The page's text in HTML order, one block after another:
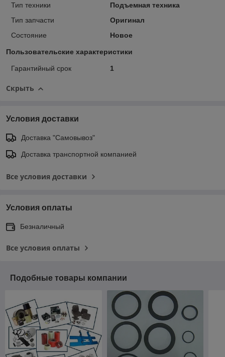
Тип техники
Подъемная техника
Тип запчасти
Оригинал
Состояние
Новое
Пользовательские характеристики
Гарантийный срок 1
Скрыть
Условия доставки
Доставка "Самовывоз"
Доставка транспортной компанией
Все условия доставки
Условия оплаты
Безналичный
Все условия оплаты
Подобные товары компании